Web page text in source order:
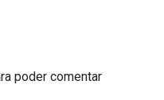
poder comentar